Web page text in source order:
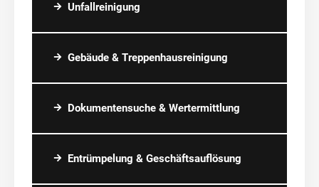
Unfallreinigung
Gebäude & Treppenhausreinigung
Dokumentensuche & Wertermittlung
Entrümpelung & Geschäftsauflösung